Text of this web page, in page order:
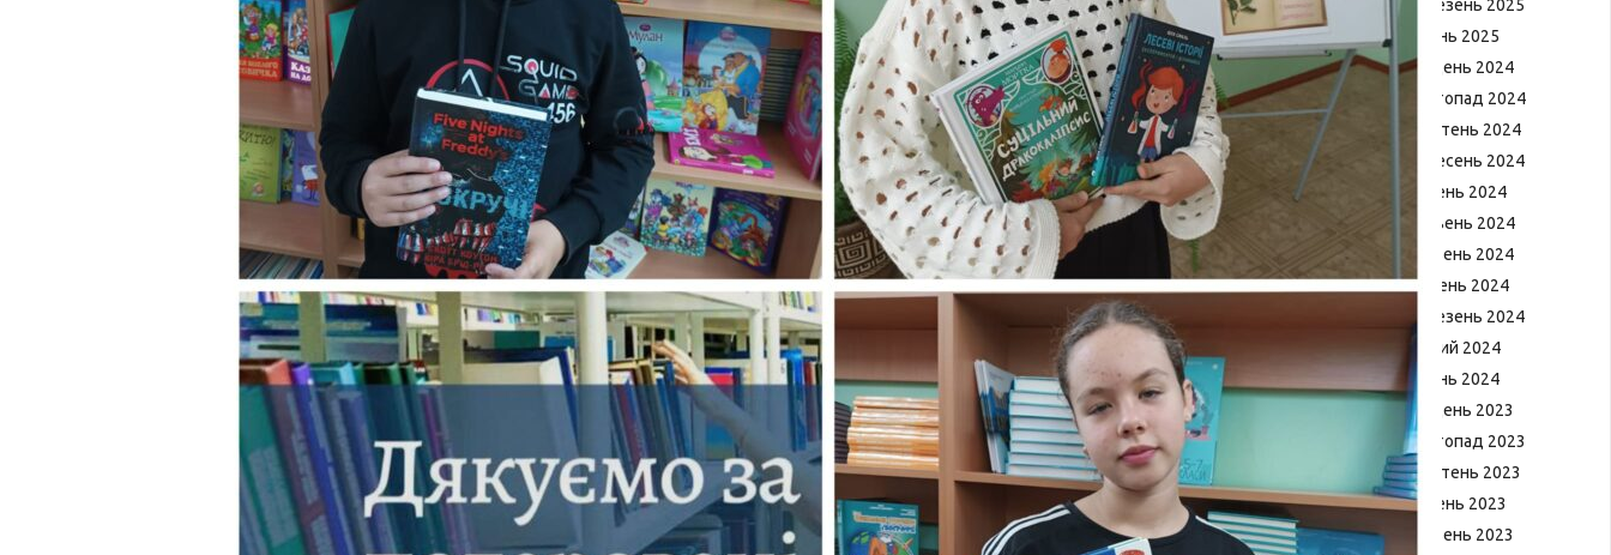
Березень 2025
Січень 2025
Грудень 2024
Листопад 2024
Жовтень 2024
Вересень 2024
Липень 2024
Червень 2024
Травень 2024
Квітень 2024
Березень 2024
Лютий 2024
Січень 2024
Грудень 2023
Листопад 2023
Жовтень 2023
Липень 2023
Травень 2023